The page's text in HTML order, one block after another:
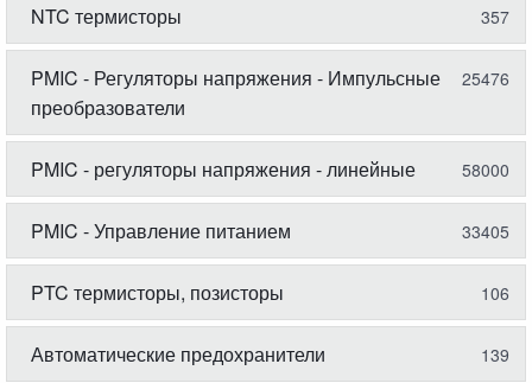
NTC термисторы 357
PMIC - Регуляторы напряжения - Импульсные
преобразователи
25476
PMIC - регуляторы напряжения - линейные 58000
PMIC - Управление питанием 33405
PTC термисторы, позисторы 106
Автоматические предохранители 139